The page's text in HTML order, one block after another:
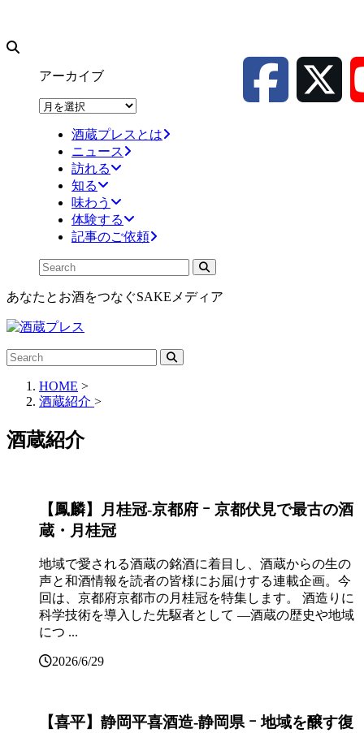
アーカイブ
ア
酒蔵プレスとは
ニュース
訪れる
知る
味わう
体験する
記事のご依頼
あなたとお酒をつなぐSAKEメディア
HOME >
酒蔵紹介 >
酒蔵紹介
【鳳麟】月桂冠‐京都府 ｰ 京都伏見で最古の酒
蔵・月桂冠
地域で愛される酒蔵の銘酒に着目し、酒蔵からの生の
声と和酒情報を読者の皆様にお届けする連載企画。今
回は、京都府京都市の月桂冠を特集します。 酒造りに
科学技術を導入した先駆者として ―酒蔵の歴史や地域
につ ...
2026/6/29
【喜平】静岡平喜酒造‐静岡県 ｰ 地域を醸す復